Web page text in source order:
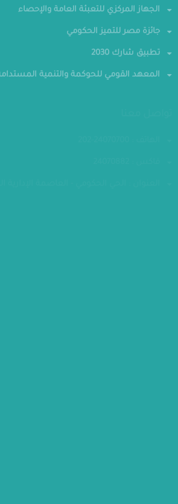
الجهاز المركزي للتعبئة العامة والإحصاء
جائزة مصر للتميز الحكومي
المعهد القومي للحوكمة والتنمية المستدامة